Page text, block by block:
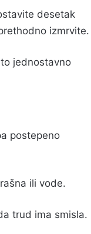
desetak
izmrvite.
jednostavno
postepeno
ili vode.
trud ima smisla.